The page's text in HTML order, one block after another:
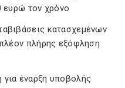
ευρώ τον χρόνο
κατασχεμένων
πλήρης εξόφληση
έναρξη υποβολής